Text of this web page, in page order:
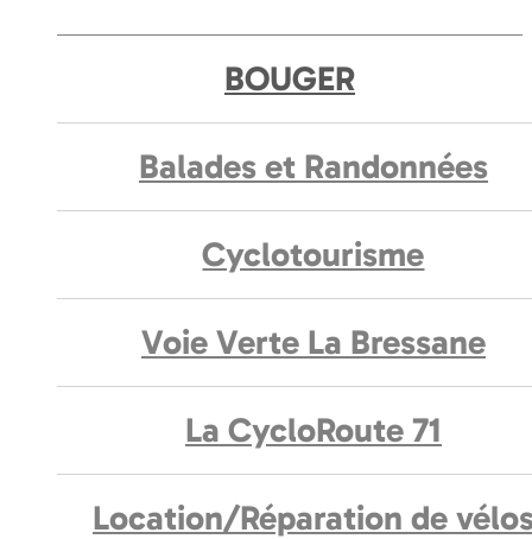
BOUGER
Balades et Randonnées
Cyclotourisme
Voie Verte La Bressane
La CycloRoute 71
Location/Réparation de